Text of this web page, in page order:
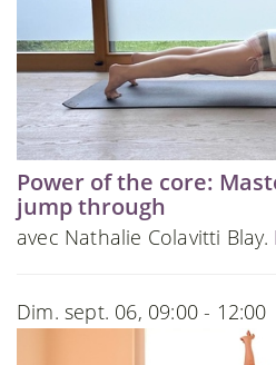
Power of the core:
jump through
avec Nathalie Colavitti Blay.
Dim. sept. 06, 09:00 - 12:00